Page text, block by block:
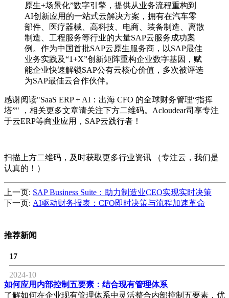
原生+场景化”数字引擎，提供从业务流程重构到
AI创新应用的一站式云解决方案，拥有在汽车零
部件、医疗器械、高科技、电商、装备制造、离散
制造、工程服务等行业的大量SAP云服务成功案
例。作为中国首批SAP云原生服务商，以SAP最佳
业务实践及“1+X”创新矩阵重构企业数字基因，赋
能企业快速解锁SAP公有云核心价值，多次被评选
为SAP最佳云合作伙伴。
感谢阅读"SaaS ERP + AI：出海 CFO 的全球财务管理“指挥
塔”" ，相关更多文章请关注下方二维码。Acloudear司享专注
于云ERP等商业应用，SAP云践行者！
扫描上方二维码，及时获取更多行业资讯 （专注云，我们是
认真的！）
上一页: SAP Business Suite：助力制造业CEO实现实时决策
下一页: AI驱动财务报表：CFO即时决策与流程加速革命
推荐新闻
17
2024-10
如何应用内部控制五要素：结合现有管理体系
了解如何在企业现有管理体系中灵活整合内部控制五要素，优